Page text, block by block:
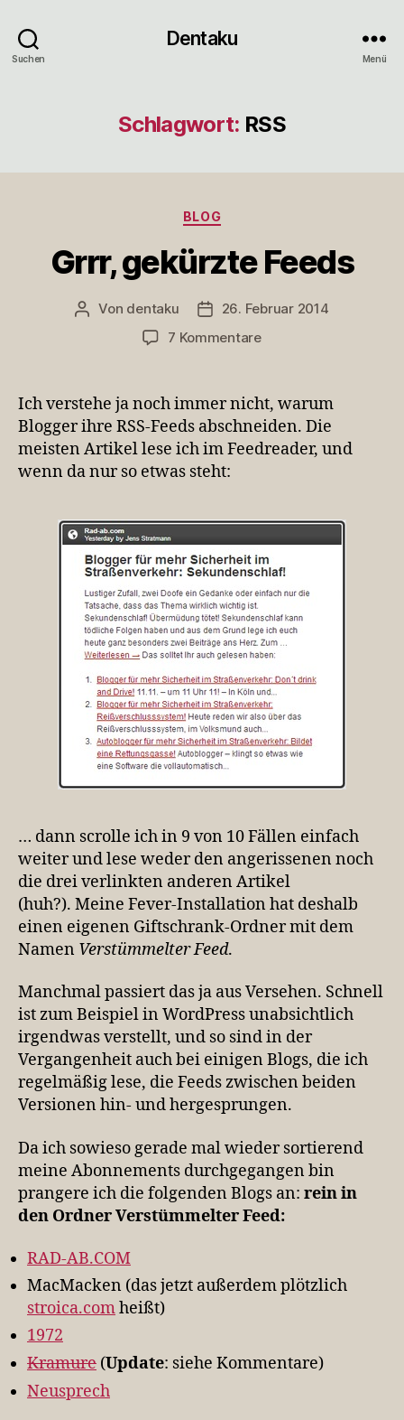
Suchen
Dentaku
Menü
Schlagwort: RSS
Kategorien
BLOG
Grrr, gekürzte Feeds
Beitragsautor
Von dentaku Veröffentlichungsdatum
26. Februar 2014
7 Kommentarezu
Feeds
Ich verstehe ja noch immer nicht, warum
Blogger ihre RSS-Feeds abschneiden. Die
meisten Artikel lese ich im Feedreader, und
wenn da nur so etwas steht:
… dann scrolle ich in 9 von 10 Fällen einfach
weiter und lese weder den angerissenen noch
die drei verlinkten anderen Artikel
(huh?). Meine Fever-Installation hat deshalb
einen eigenen Giftschrank-Ordner mit dem
Namen Verstümmelter Feed.
Manchmal passiert das ja aus Versehen. Schnell
ist zum Beispiel in WordPress unabsichtlich
irgendwas verstellt, und so sind in der
Vergangenheit auch bei einigen Blogs, die ich
regelmäßig lese, die Feeds zwischen beiden
Versionen hin- und hergesprungen.
Da ich sowieso gerade mal wieder sortierend
meine Abonnements durchgegangen bin
prangere ich die folgenden Blogs an: rein in
den Ordner Verstümmelter Feed:
RAD-AB.COM
MacMacken (das jetzt außerdem plötzlich
stroica.comheißt)
1972
Kramure (Update: siehe Kommentare)
Neusprech